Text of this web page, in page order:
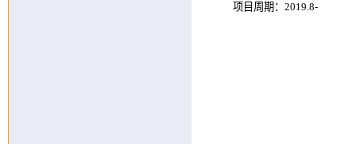
项目周期：2019.8-